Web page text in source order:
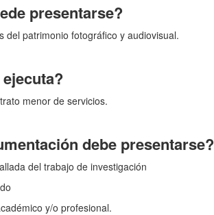
presentarse?
del patrimonio fotográfico y audiovisual.
menor de servicios.
debe presentarse?
del trabajo de investigación
y/o profesional.